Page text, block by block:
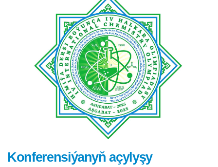
Konferensiýanyň açylyşy